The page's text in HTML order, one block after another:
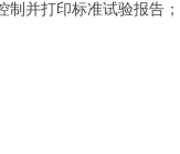
并打印标准试验报告；